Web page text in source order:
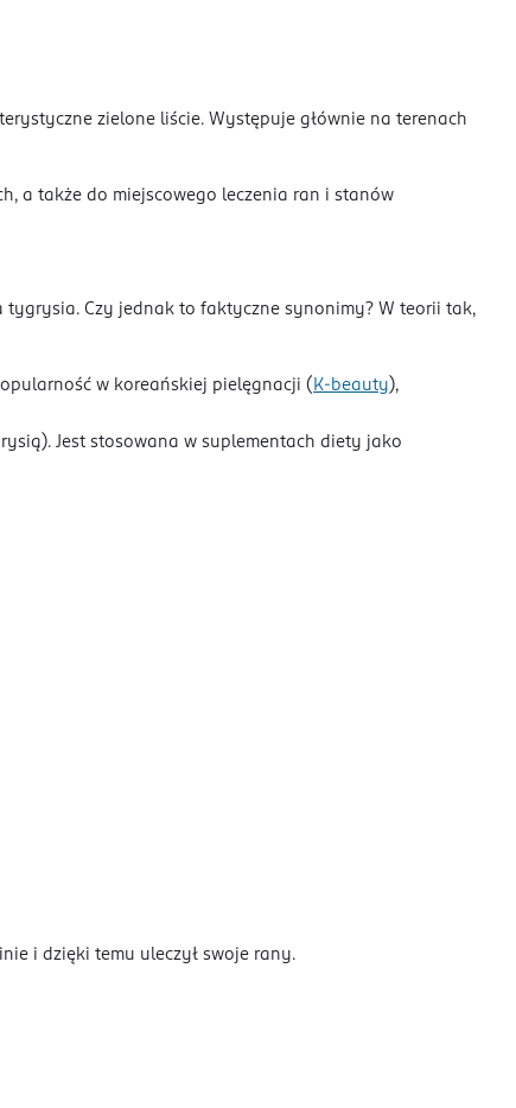
zielone liście. Występuje głównie na terenach
a także do miejscowego leczenia ran i stanów
Czy jednak to faktyczne synonimy? W teorii tak,
w koreańskiej pielęgnacji ( K-beauty ),
Jest stosowana w suplementach diety jako
i dzięki temu uleczył swoje rany.